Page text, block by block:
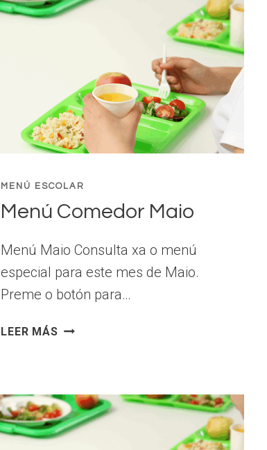
MENÚ ESCOLAR
Menú Comedor Maio
Menú Maio Consulta xa o menú
especial para este mes de Maio.
Preme o botón para…
LEER MÁSMENÚ